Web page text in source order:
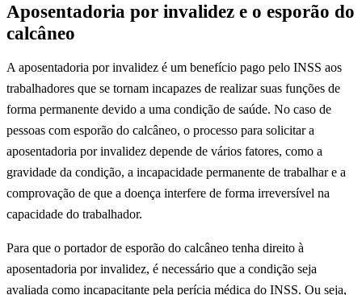
Aposentadoria por invalidez e o esporão do
calcâneo
A aposentadoria por invalidez é um benefício pago pelo INSS aos
trabalhadores que se tornam incapazes de realizar suas funções de
forma permanente devido a uma condição de saúde. No caso de
pessoas com esporão do calcâneo, o processo para solicitar a
aposentadoria por invalidez depende de vários fatores, como a
gravidade da condição, a incapacidade permanente de trabalhar e a
comprovação de que a doença interfere de forma irreversível na
capacidade do trabalhador.
Para que o portador de esporão do calcâneo tenha direito à
aposentadoria por invalidez, é necessário que a condição seja
avaliada como incapacitante pela perícia médica do INSS. Ou seja,